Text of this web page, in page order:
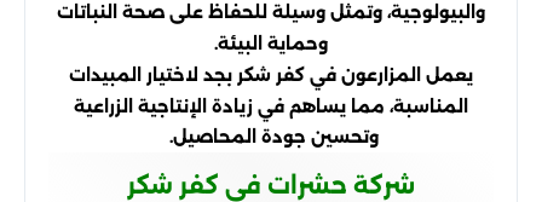
والبيولوجية، وتمثل وسيلة للحفاظ على صحة النباتات
وحماية البيئة.
يعمل المزارعون في كفر شكر بجد لاختيار المبيدات
المناسبة، مما يساهم في زيادة الإنتاجية الزراعية
وتحسين جودة المحاصيل.
شركة حشرات فى كفر شكر